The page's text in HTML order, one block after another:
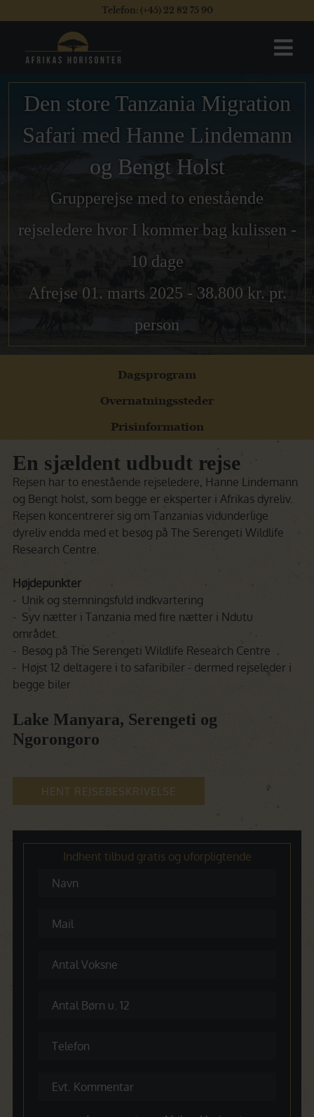
Telefon: (+45) 22 82 75 90
Den store Tanzania Migration
Safari med Hanne Lindemann
og Bengt Holst
Grupperejse med to enestående
rejseledere hvor I kommer bag kulissen -
10 dage
Afrejse 01. marts 2025 - 38.800 kr. pr.
person
Dagsprogram
Overnatningssteder
Prisinformation
En sjældent udbudt rejse
Rejsen har to enestående rejseledere, Hanne Lindemann
og Bengt holst, som begge er eksperter i Afrikas dyreliv.
Rejsen koncentrerer sig om Tanzanias vidunderlige
dyreliv endda med et besøg på The Serengeti Wildlife
Research Centre.
Højdepunkter
- Unik og stemningsfuld indkvartering
- Syv nætter i Tanzania med fire nætter i Ndutu
området.
- Besøg på The Serengeti Wildlife Research Centre
- Højst 12 deltagere i to safaribiler - dermed rejseleder i
begge biler
Lake Manyara, Serengeti og
Ngorongoro
HENT REJSEBESKRIVELSE
Indhent tilbud gratis og uforpligtende